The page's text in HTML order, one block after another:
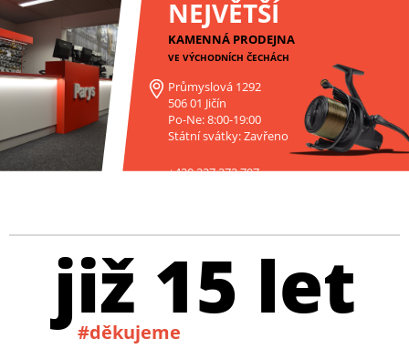
NEJVĚTŠÍ
KAMENNÁ PRODEJNA
VE VÝCHODNÍCH ČECHÁCH
Průmyslová 1292
506 01 Jičín
Po-Ne: 8:00-19:00
Státní svátky: Zavřeno
+420 227 272 797
již 15 let
#děkujeme